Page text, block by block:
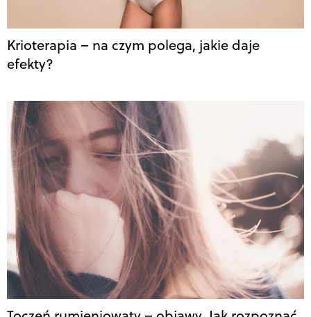
Krioterapia – na czym polega, jakie daje
efekty?